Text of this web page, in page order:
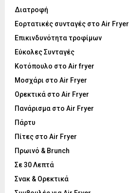
Διατροφή
Εορτατικές συνταγές στο Air Fryer
Επικινδυνότητα τροφίμων
Εύκολες Συνταγές
Κοτόπουλο στο Air fryer
Μοσχάρι στο Air Fryer
Ορεκτικά στο Air Fryer
Πανάρισμα στο Air Fryer
Πάρτυ
Πίτες στο Air Fryer
Πρωινό & Brunch
Σε 30 Λεπτά
Σνακ & Ορεκτικά